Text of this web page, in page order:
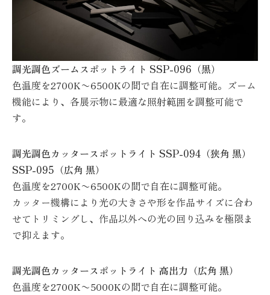
調光調色ズームスポットライト SSP-096（黒）
色温度を2700K〜6500Kの間で自在に調整可能。ズーム
機能により、各展示物に最適な照射範囲を調整可能で
す。
調光調色カッタースポットライト SSP-094（狭角 黒）
SSP-095（広角 黒）
色温度を2700K〜6500Kの間で自在に調整可能。
カッター機構により光の大きさや形を作品サイズに合わ
せてトリミングし、作品以外への光の回り込みを極限ま
で抑えます。
調光調色カッタースポットライト 高出力（広角 黒）
色温度を2700K〜5000Kの間で自在に調整可能。